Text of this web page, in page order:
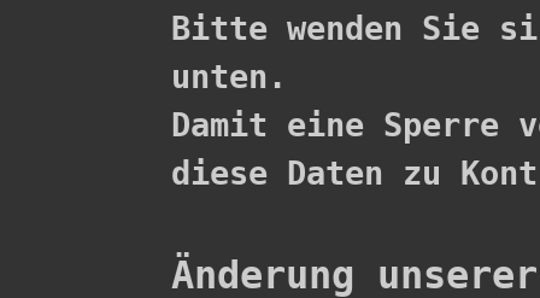
Bitte wenden Sie
unten.
Damit eine Sperre
diese Daten zu
Änderung